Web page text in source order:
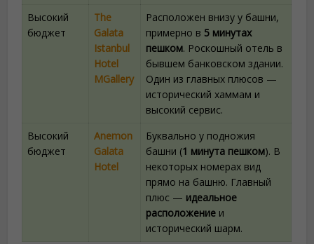
Высокий
бюджет
The
Galata
Istanbul
Hotel
MGallery
Расположен внизу у башни,
примерно в 5 минутах
пешком. Роскошный отель в
бывшем банковском здании.
Один из главных плюсов —
исторический хаммам и
высокий сервис.
Высокий
бюджет
Anemon
Galata
Hotel
Буквально у подножия
башни (1 минута пешком). В
некоторых номерах вид
прямо на башню. Главный
плюс — идеальное
расположение и
исторический шарм.